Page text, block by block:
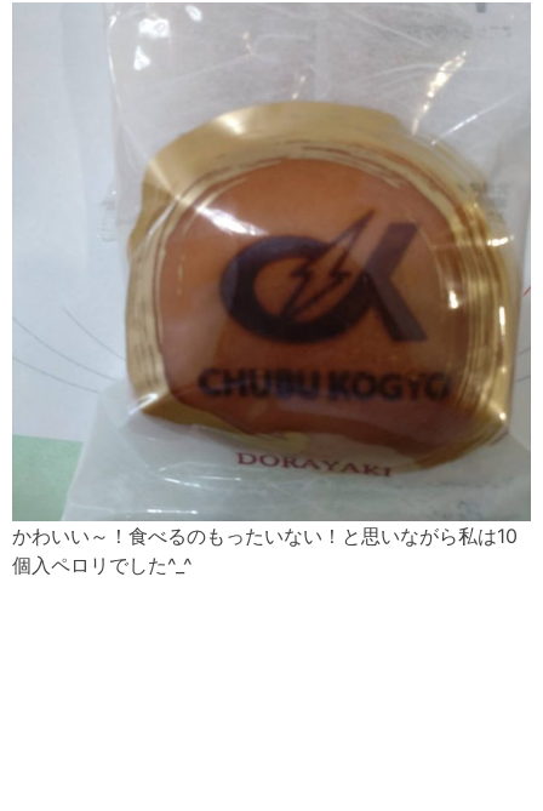
かわいい～！食べるのもったいない！と思いながら私は10
個入ペロリでした^_^